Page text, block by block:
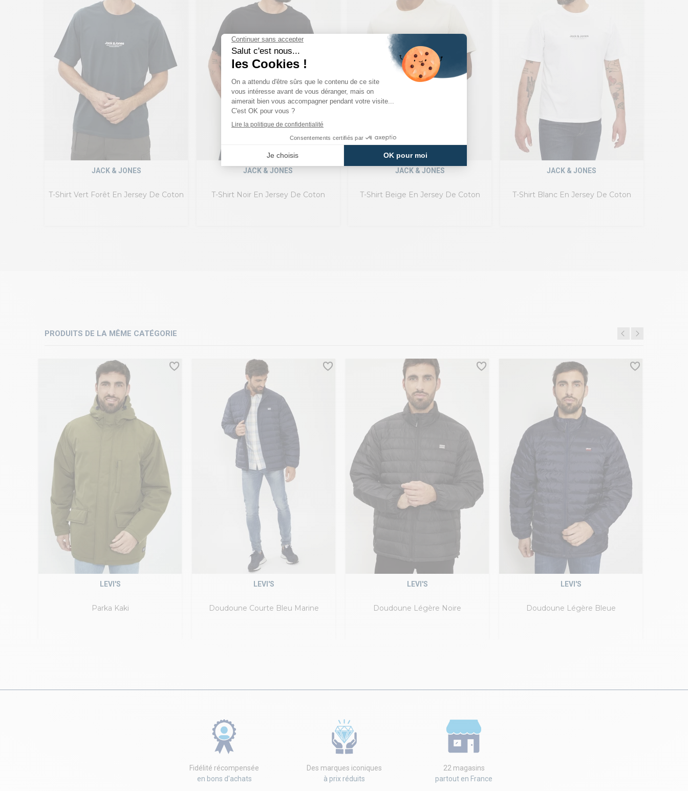
T-Shirt Vert Forêt En Jersey De Coton
JACK & JONES
T-Shirt Noir En Jersey De Coton
JACK & JONES
T-Shirt Beige En Jersey De Coton
JACK & JONES
T-Shirt Blanc En Jersey De Coton
JACK & JONES
PRODUITS DE LA MÊME CATÉGORIE
Parka Kaki
LEVI'S
Doudoune Courte Bleu Marine
LEVI'S
Doudoune Légère Noire
LEVI'S
Doudoune Légère Bleue
LEVI'S
Fidélité récompensée
en bons d'achats
Des marques iconiques
à prix réduits
22 magasins
partout en France